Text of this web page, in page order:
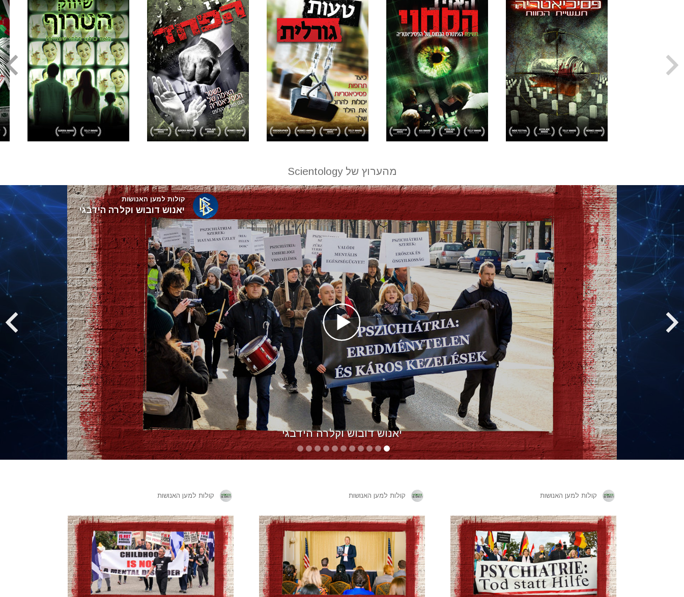
מהערוץ של Scientology
יאנוש דובוש וקלרה הידבגי
קולות למען האנושות
יאנוש דובוש וקלרה הידבגי
קולות למען האנושות קולות למען האנושות קולות למען האנושות